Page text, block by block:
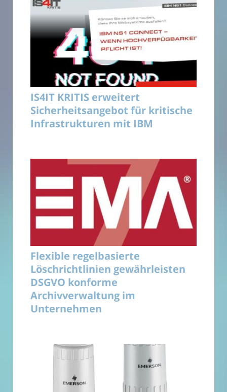
IS4IT KRITIS erweitert
Sicherheitsangebot für kritische
Infrastrukturen mit IBM
Flexible regelbasierte
Löschrichtlinien gewährleisten
DSGVO konforme
Archivverwaltung im
Unternehmen